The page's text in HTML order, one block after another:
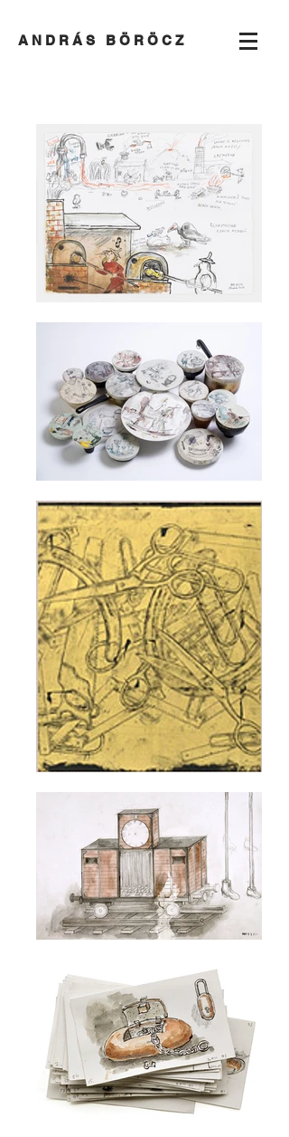
A N D R Á S B Ö R Ö C Z